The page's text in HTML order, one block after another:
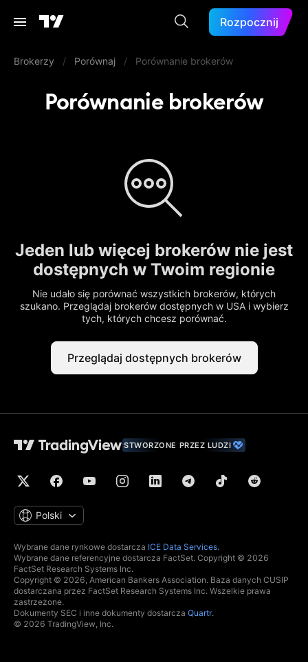
Rozpocznij
Brokerzy / Porównaj / Porównanie brokerów
Porównanie brokerów
Jeden lub więcej brokerów nie jest
dostępnych w Twoim regionie
Nie udało się porównać wszystkich brokerów, których
szukano. Przeglądaj brokerów dostępnych w USA i wybierz
tych, których chcesz porównać.
Przeglądaj dostępnych brokerów
STWORZONE PRZEZ LUDZI
Polski
Wybrane dane rynkowe dostarcza ICE Data Services.
Wybrane dane referencyjne dostarcza FactSet. Copyright © 2026
FactSet Research Systems Inc.
Copyright © 2026, American Bankers Association. Baza danych CUSIP
dostarczana przez FactSet Research Systems Inc. Wszelkie prawa
zastrzeżone.
Dokumenty SEC i inne dokumenty dostarcza Quartr.
© 2026 TradingView, Inc.